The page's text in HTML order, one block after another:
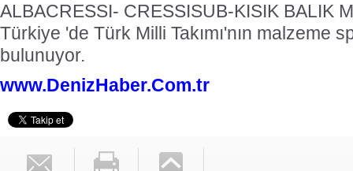
ALBACRESSI- CRESSISUB-KISIK BALIK
Türkiye 'de Türk Milli Takımı'nın malzeme
bulunuyor.
www.DenizHaber.Com.tr